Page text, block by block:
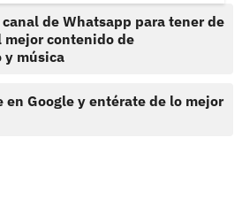
de Whatsapp para tener de
mejor contenido de
música
en Google y entérate de lo mejor